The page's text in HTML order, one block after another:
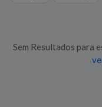
Sem Resultados para